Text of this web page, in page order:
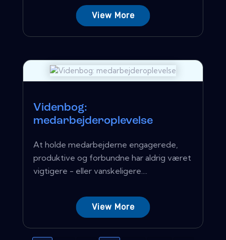
View More
Videnbog:
medarbejderoplevelse
At holde medarbejderne engagerede,
produktive og forbundne har aldrig været
vigtigere - eller vanskeligere....
View More